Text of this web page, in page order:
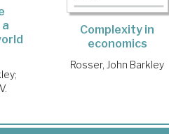
;
Complexity in
economics
Rosser, John Barkley